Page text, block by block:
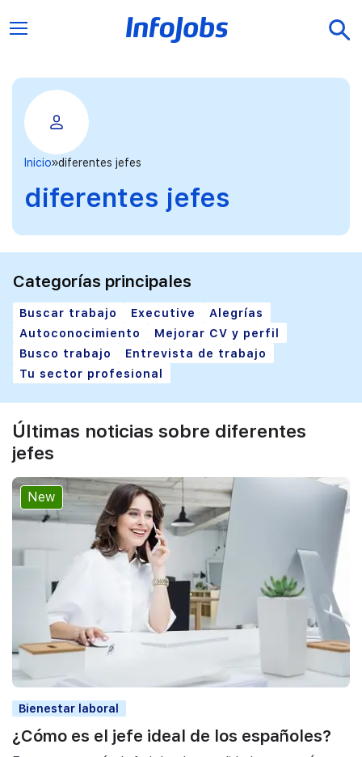
Inicio diferentes jefes
diferentes jefes
Categorías principales
Buscar trabajo Executive
Alegrías
Autoconocimiento
Mejorar CV y perfil
Busco trabajo
Entrevista de trabajo
Tu sector profesional
Últimas noticias sobre diferentes
jefes
New
Bienestar laboral
¿Cómo es el jefe ideal de los españoles?